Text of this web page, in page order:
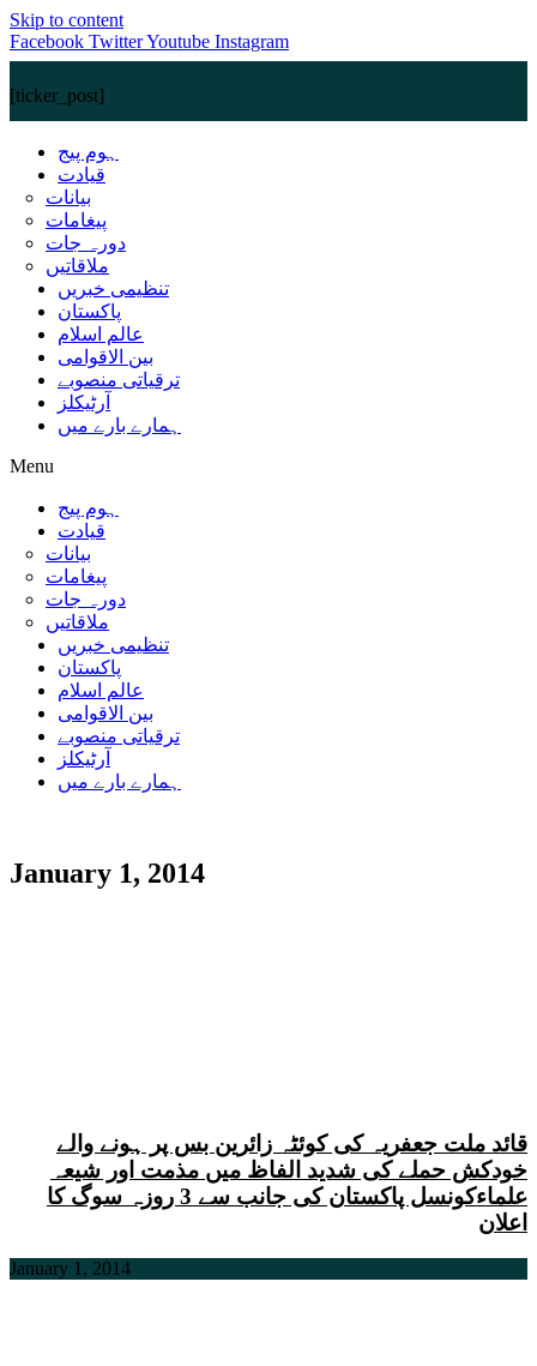
Skip to content
Facebook TwitterYoutube Instagram
[ticker_post]
ہوم پیج
قیادت
بیانات
پیغامات
دورہ جات
ملاقاتیں
تنظیمی خبریں
پاکستان
عالم اسلام
بین الاقوامی
ترقیاتی منصوبے
آرٹیکلز
ہمارے بارے میں
Menu
ہوم پیج
قیادت
بیانات
پیغامات
دورہ جات
ملاقاتیں
تنظیمی خبریں
پاکستان
عالم اسلام
بین الاقوامی
ترقیاتی منصوبے
آرٹیکلز
ہمارے بارے میں
January 1, 2014
قائد ملت جعفریہ کی کوئٹہ زائرین بس پر ہونے والے
خودکش حملے کی شدید الفاظ میں مذمت اور شیعہ
علماءکونسل پاکستان کی جانب سے 3 روزہ سوگ کا
اعلان
January 1, 2014